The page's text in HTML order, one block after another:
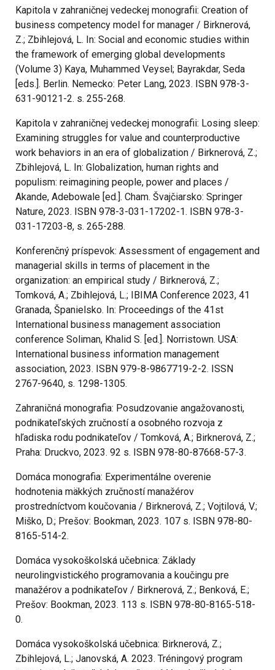
Kapitola v zahraničnej vedeckej monografii: Creation of
business competency model for manager / Birknerová,
Z.; Zbihlejová, L. In: Social and economic studies within
the framework of emerging global developments
(Volume 3) Kaya, Muhammed Veysel; Bayrakdar, Seda
[eds.]. Berlin. Nemecko: Peter Lang, 2023. ISBN 978-3-
631-90121-2. s. 255-268.
Kapitola v zahraničnej vedeckej monografii: Losing sleep:
Examining struggles for value and counterproductive
work behaviors in an era of globalization / Birknerová, Z.;
Zbihlejová, L. In: Globalization, human rights and
populism: reimagining people, power and places /
Akande, Adebowale [ed.]. Cham. Švajčiarsko: Springer
Nature, 2023. ISBN 978-3-031-17202-1. ISBN 978-3-
031-17203-8, s. 265-288.
Konferenčný príspevok: Assessment of engagement and
managerial skills in terms of placement in the
organization: an empirical study / Birknerová, Z.;
Tomková, A.; Zbihlejová, L.; IBIMA Conference 2023, 41
Granada, Španielsko. In: Proceedings of the 41st
International business management association
conference Soliman, Khalid S. [ed.]. Norristown. USA:
International business information management
association, 2023. ISBN 979-8-9867719-2-2. ISSN
2767-9640, s. 1298-1305.
Zahraničná monografia: Posudzovanie angažovanosti,
podnikateľských zručností a osobného rozvoja z
hľadiska rodu podnikateľov / Tomková, A.; Birknerová, Z.;
Praha: Druckvo, 2023. 92 s. ISBN 978-80-87668-57-3.
Domáca monografia: Experimentálne overenie
hodnotenia mäkkých zručností manažérov
prostredníctvom koučovania / Birknerová, Z.; Vojtilová, V.;
Miško, D.; Prešov: Bookman, 2023. 107 s. ISBN 978-80-
8165-514-2.
Domáca vysokoškolská učebnica: Základy
neurolingvistického programovania a koučingu pre
manažérov a podnikateľov / Birknerová, Z.; Benková, E.;
Prešov: Bookman, 2023. 113 s. ISBN 978-80-8165-518-
0.
Domáca vysokoškolská učebnica: Birknerová, Z.;
Zbihlejová, L.; Janovská, A. 2023. Tréningový program